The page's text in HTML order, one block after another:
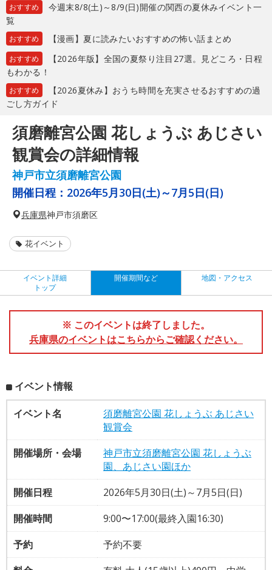
おすすめ
今週末8/8(土)～8/9(日)開催の関西の夏休みイベント一
覧
おすすめ 【漫画】夏に読みたいおすすめの怖い話まとめ
おすすめ
【2026年版】全国の夏祭り注目27選。見どころ・日程
もわかる！
おすすめ
【2026夏休み】おうち時間を充実させるおすすめの過
ごし方ガイド
須磨離宮公園 花しょうぶ あじさい
観賞会の詳細情報
神戸市立須磨離宮公園
開催日程： 2026年5月30日(土)～7月5日(日)
兵庫県神戸市須磨区
花イベント
イベント詳細
トップ
開催期間など 地図・アクセス
※ このイベントは終了しました。
兵庫県のイベントはこちらからご確認ください。
イベント情報
イベント名
須磨離宮公園 花しょうぶ あじさい
観賞会
開催場所・会場
神戸市立須磨離宮公園 花しょうぶ
園、あじさい園ほか
開催日程
2026年5月30日(土)～7月5日(日)
開催時間
9:00〜17:00(最終入園16:30)
予約
予約不要